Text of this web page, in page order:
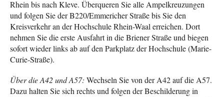
Rhein bis nach Kleve. Überqueren Sie alle Ampelkreuzungen
und folgen Sie der B220/Emmericher Straße bis Sie den
Kreisverkehr an der Hochschule Rhein-Waal erreichen. Dort
nehmen Sie die erste Ausfahrt in die Briener Straße und biegen
sofort wieder links ab auf den Parkplatz der Hochschule (Marie-
Curie-Straße).
Über die A42 und A57: Wechseln Sie von der A42 auf die A57.
Dazu halten Sie sich rechts und folgen der Beschilderung in